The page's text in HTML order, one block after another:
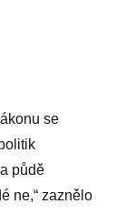
se
půdě
ne,“ zaznělo